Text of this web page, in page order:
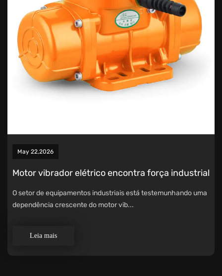
May 22,2026
Motor vibrador elétrico encontra força industrial
O setor de equipamentos industriais está testemunhando uma
dependência crescente do motor vib...
Leia mais